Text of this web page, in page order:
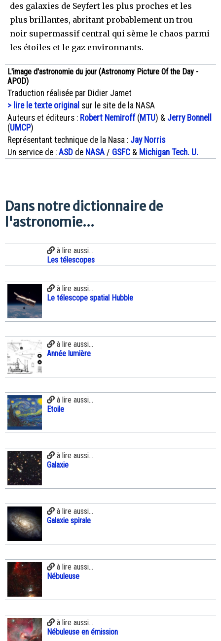
des galaxies de Seyfert les plus proches et les
plus brillantes, abritant probablement un trou
noir supermassif central qui sème le chaos parmi
les étoiles et le gaz environnants.
L'image d'astronomie du jour (Astronomy Picture Of the Day -
APOD)
Traduction réalisée par Didier Jamet
> lire le texte original sur le site de la NASA
Auteurs et éditeurs : Robert Nemiroff(MTU) & Jerry Bonnell
(UMCP)
Représentant technique de la Nasa : Jay Norris
Un service de : ASD de NASA / GSFC & Michigan Tech. U.
Dans notre dictionnaire de
l'astronomie...
à lire aussi...
Les télescopes
à lire aussi...
Le télescope spatial Hubble
à lire aussi...
Année lumière
à lire aussi...
Etoile
à lire aussi...
Galaxie
à lire aussi...
Galaxie spirale
à lire aussi...
Nébuleuse
à lire aussi...
Nébuleuse en émission